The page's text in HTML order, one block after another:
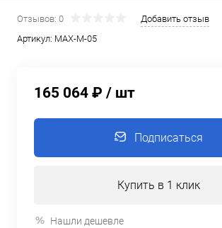
Отзывов: 0
Добавить отзыв
Артикул: MAX-M-05
165 064 ₽ / шт
Подписаться
Купить в 1 клик
Нашли дешевле